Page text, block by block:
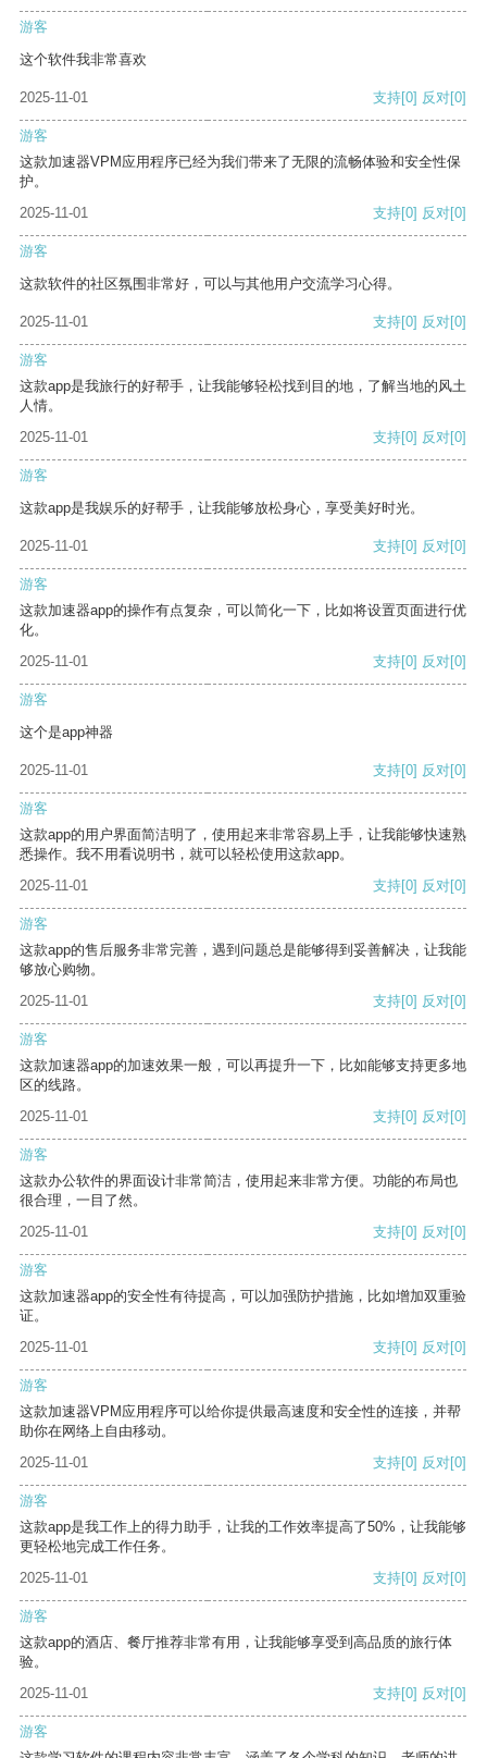
游客
这个软件我非常喜欢
2025-11-01 支持[0] 反对[0]
游客
这款加速器VPM应用程序已经为我们带来了无限的流畅体验和安全性保
护。
2025-11-01
支持[0] 反对[0]
游客
这款软件的社区氛围非常好，可以与其他用户交流学习心得。
2025-11-01 支持[0] 反对[0]
游客
这款app是我旅行的好帮手，让我能够轻松找到目的地，了解当地的风土
人情。
2025-11-01
支持[0] 反对[0]
游客
这款app是我娱乐的好帮手，让我能够放松身心，享受美好时光。
2025-11-01 支持[0] 反对[0]
游客
这款加速器app的操作有点复杂，可以简化一下，比如将设置页面进行优
化。
2025-11-01
支持[0] 反对[0]
游客
这个是app神器
2025-11-01 支持[0] 反对[0]
游客
这款app的用户界面简洁明了，使用起来非常容易上手，让我能够快速熟
悉操作。我不用看说明书，就可以轻松使用这款app。
2025-11-01
支持[0] 反对[0]
游客
这款app的售后服务非常完善，遇到问题总是能够得到妥善解决，让我能
够放心购物。
2025-11-01
支持[0] 反对[0]
游客
这款加速器app的加速效果一般，可以再提升一下，比如能够支持更多地
区的线路。
2025-11-01
支持[0] 反对[0]
游客
这款办公软件的界面设计非常简洁，使用起来非常方便。功能的布局也
很合理，一目了然。
2025-11-01
支持[0] 反对[0]
游客
这款加速器app的安全性有待提高，可以加强防护措施，比如增加双重验
证。
2025-11-01
支持[0] 反对[0]
游客
这款加速器VPM应用程序可以给你提供最高速度和安全性的连接，并帮
助你在网络上自由移动。
2025-11-01
支持[0] 反对[0]
游客
这款app是我工作上的得力助手，让我的工作效率提高了50%，让我能够
更轻松地完成工作任务。
2025-11-01
支持[0] 反对[0]
游客
这款app的酒店、餐厅推荐非常有用，让我能够享受到高品质的旅行体
验。
2025-11-01
支持[0] 反对[0]
游客